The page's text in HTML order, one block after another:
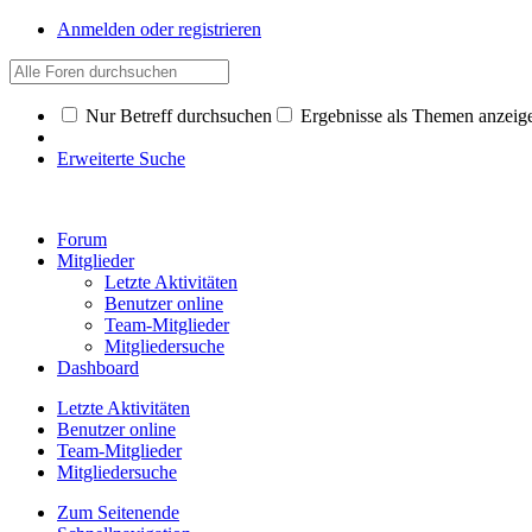
Anmelden oder registrieren
Nur Betreff durchsuchen Ergebnisse als Themen
Erweiterte Suche
Forum
Mitglieder
Letzte Aktivitäten
Benutzer online
Team-Mitglieder
Mitgliedersuche
Dashboard
Letzte Aktivitäten
Benutzer online
Team-Mitglieder
Mitgliedersuche
Zum Seitenende